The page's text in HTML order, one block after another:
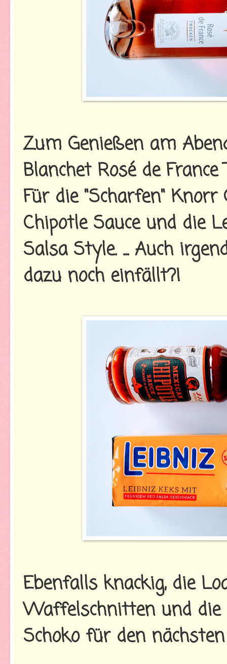
Zum Genießen am
Blanchet Rosé de France
Für die "Scharfen"
Chipotle Sauce und die
Salsa Style. ... Auch
dazu noch einfällt?!
Ebenfalls knackig, die
Waffelschnitten und
Schoko für den